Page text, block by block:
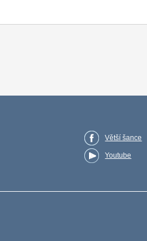
Větší šance
Youtube